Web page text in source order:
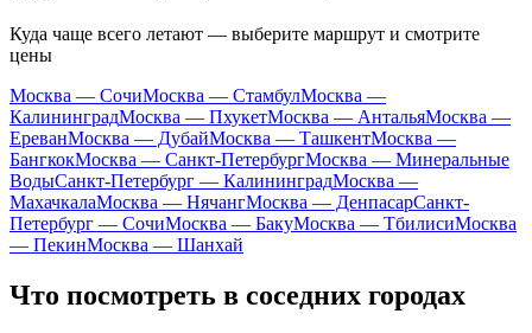
Куда чаще всего летают — выберите маршрут и смотрите
цены
Москва — СочиМосква — СтамбулМосква —
КалининградМосква — ПхукетМосква — АнтальяМосква —
ЕреванМосква — ДубайМосква — ТашкентМосква —
БангкокМосква — Санкт-ПетербургМосква — Минеральные
ВодыСанкт-Петербург — КалининградМосква —
МахачкалаМосква — НячангМосква — ДенпасарСанкт-
Петербург — СочиМосква — БакуМосква — ТбилисиМосква
— ПекинМосква — Шанхай
Что посмотреть в соседних городах